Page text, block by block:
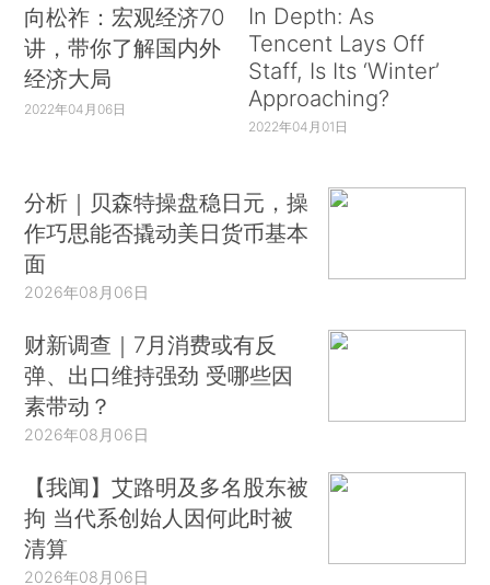
向松祚：宏观经济70
讲，带你了解国内外
经济大局
2022年04月06日
In Depth: As
Tencent Lays Off
Staff, Is Its ‘Winter’
Approaching?
2022年04月01日
分析｜贝森特操盘稳日元，操
作巧思能否撬动美日货币基本
面
2026年08月06日
财新调查｜7月消费或有反
弹、出口维持强劲 受哪些因
素带动？
2026年08月06日
【我闻】艾路明及多名股东被
拘 当代系创始人因何此时被
清算
2026年08月06日